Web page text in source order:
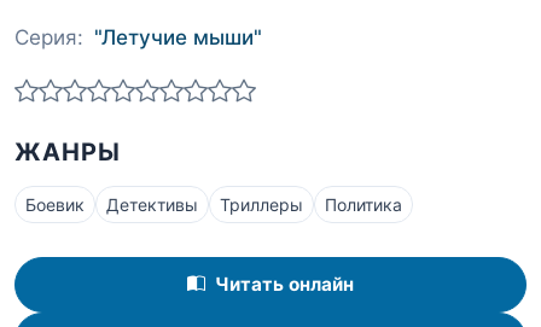
Серия: "Летучие мыши"
ЖАНРЫ
Боевик Детективы Триллеры Политика
Читать онлайн